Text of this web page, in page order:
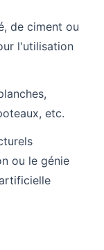
de ciment ou
l'utilisation
etc.
ou le génie